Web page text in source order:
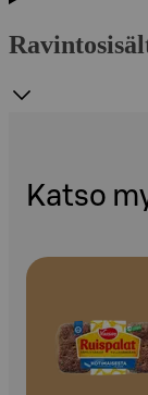
Katso